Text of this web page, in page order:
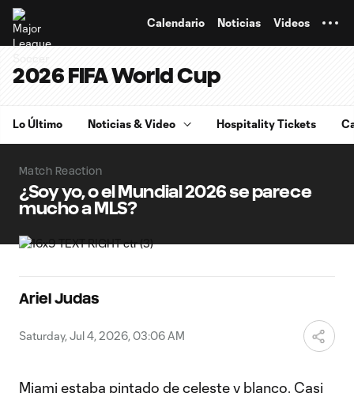
Calendario Noticias Videos
2026 FIFA World Cup
Lo Último Noticias & Video Hospitality Tickets
Match Reaction
¿Soy yo, o el Mundial 2026 se parece
mucho a MLS?
Ariel Judas
Saturday, Jul 4, 2026, 03:06 AM
Miami estaba pintado de celeste y blanco. Casi